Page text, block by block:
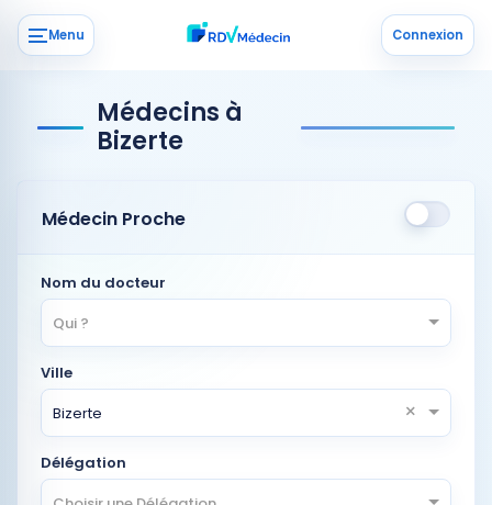
Menu Connexion
Médecins à
Bizerte
Médecin Proche
Nom du docteur
Qui ?
Ville
Bizerte
×
Délégation